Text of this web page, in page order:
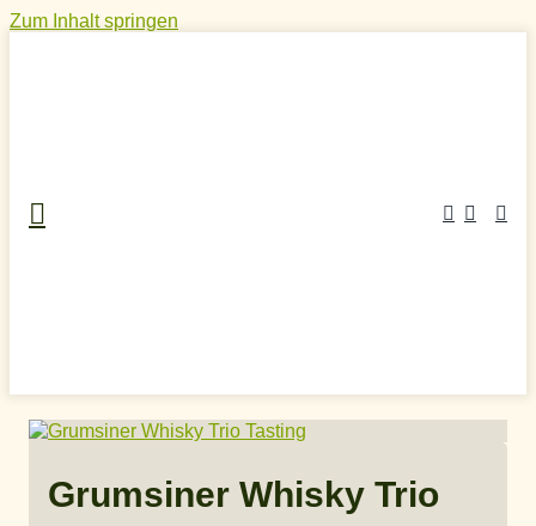
Zum Inhalt springen
Craft Spirits Online Shop»
Grumsiner Whisky Trio